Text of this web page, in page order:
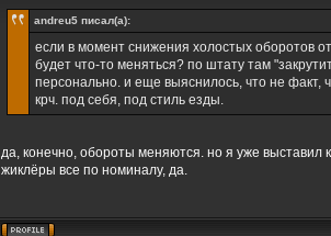
andreu5 писал(а):
если в момент снижения холостых оборотов
будет что-то меняться? по штату там
персонально. и еще выяснилось, что не факт,
крч. под себя, под стиль езды.
да, конечно, обороты меняются. но я уже выставил
жиклёры все по номиналу, да.